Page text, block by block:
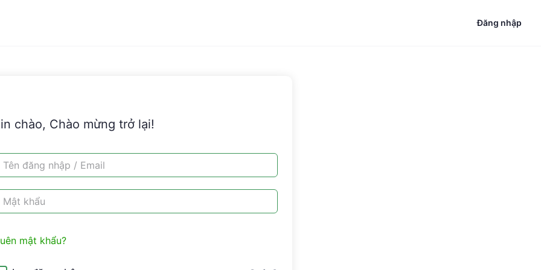
Đăng nhập
chào, Chào mừng trở lại!
mật khẩu?